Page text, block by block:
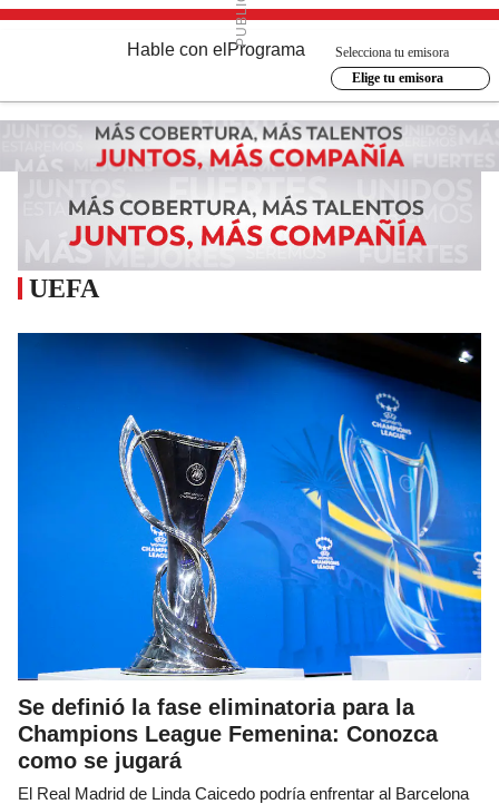
Hable con el Programa
Selecciona tu emisora
Elige tu emisora
UEFA
Se definió la fase eliminatoria para la
Champions League Femenina: Conozca
como se jugará
El Real Madrid de Linda Caicedo podría enfrentar al Barcelona